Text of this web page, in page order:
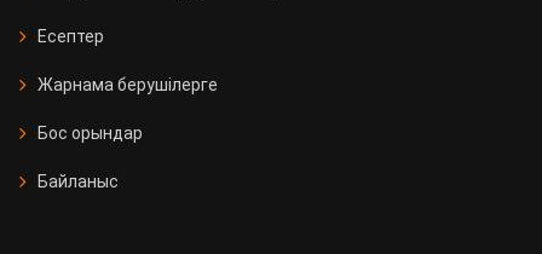
Есептер
Жарнама берушілерге
Бос орындар
Байланыс